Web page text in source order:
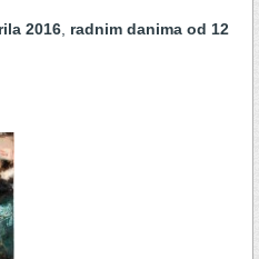
2016 radnim danima od 12